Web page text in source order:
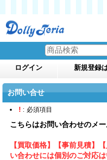
ログイン 新規登録
お問い合せ
! : 必須項目
こちらはお問い合わせのメー
【買取価格】【事前見積】
い合わせには個別のご対応は